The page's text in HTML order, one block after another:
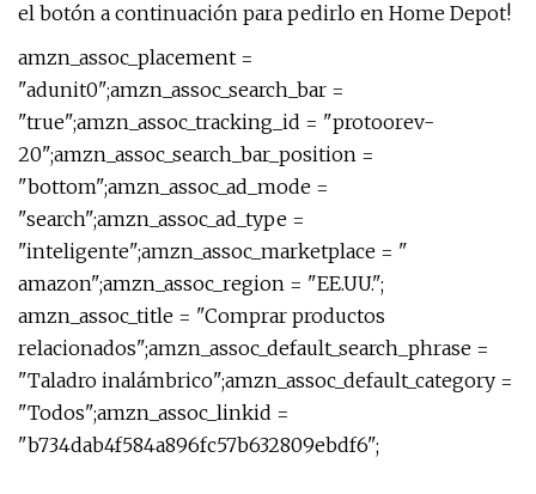
el botón a continuación para pedirlo en Home Depot!
amzn_assoc_placement =
"adunit0";amzn_assoc_search_bar =
"true";amzn_assoc_tracking_id = "protoorev-
20";amzn_assoc_search_bar_position =
"bottom";amzn_assoc_ad_mode =
"search";amzn_assoc_ad_type =
"inteligente";amzn_assoc_marketplace = "
amazon";amzn_assoc_region = "EE.UU.";
amzn_assoc_title = "Comprar productos
relacionados";amzn_assoc_default_search_phrase =
"Taladro inalámbrico";amzn_assoc_default_category =
"Todos";amzn_assoc_linkid =
"b734dab4f584a896fc57b632809ebdf6";